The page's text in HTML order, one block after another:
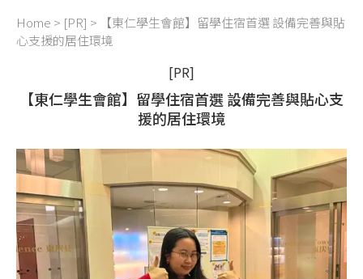
Home > [PR] >
【東仁學生會館】留學住宿首選 設備完善與貼
心支援的居住環境
[PR]
【東仁學生會館】留學住宿首選 設備完善與貼心支
援的居住環境